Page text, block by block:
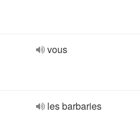
vous
les barbaries